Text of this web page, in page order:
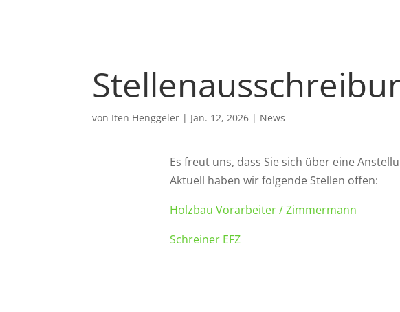
von Iten Henggeler | Jan. 12, 2026 | News
Es freut uns, dass Sie sich über eine
Aktuell haben wir folgende Stellen offen:
Holzbau Vorarbeiter / Zimmermann
Schreiner EFZ